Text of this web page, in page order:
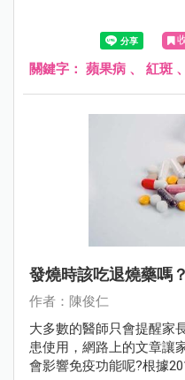
關鍵字： 蘋果病 、 紅斑 、
發燒時該吃退燒藥嗎
作者：陳俊仁
大多數的醫師只會提醒家
患使用，網路上的文章讓
會影響免疫功能呢?根據